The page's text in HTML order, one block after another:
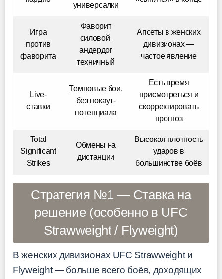
универсалки
Игра
против
фаворита
Фаворит
силовой,
андердог
техничный
Апсеты в женских
дивизионах —
частое явление
Live-
ставки
Темповые бои,
без нокаут-
потенциала
Есть время
присмотреться и
скорректировать
прогноз
Total
Significant
Strikes
Обмены на
дистанции
Высокая плотность
ударов в
большинстве боёв
Стратегия №1 — Ставка на
решение (особенно в UFC
Strawweight / Flyweight)
В женских дивизионах UFC Strawweight и
Flyweight — больше всего боёв, доходящих